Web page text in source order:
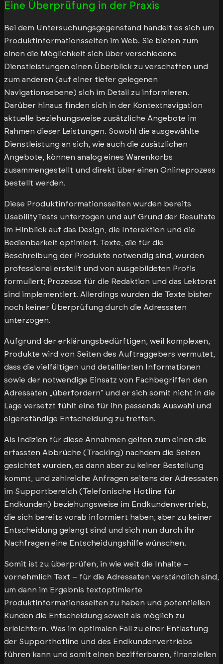
Eine Überprüfung in der Praxis
Bei dem Untersuchungsgegenstand handelt es sich um
Produktinformationsseiten im Web. Sie bieten zum
einen die Möglichkeit sich über verschiedene
Dienstleistungen einen Überblick zu verschaffen und
zum anderen (auf einer tiefer gelegenen
Navigationsebene) sich im Detail zu informieren.
Darüber hinaus finden sich in der Kontextnavigation
aktuelle beziehungsweise zusätzliche Angebote im
Rahmen dieser Leistungen. Sowohl die ausgewählte
Dienstleistung an sich, wie auch die zusätzlichen
Angebote, können analog eines Warenkorbs
zusammengestellt und direkt über einen Onlineprozess
bestellt werden.
Diese Produktinformationsseiten wurden bereits
UsabilityTests unterzogen und auf Grund der Resultate
im Hinblick auf das Design, die Interaktion und die
Bedienbarkeit optimiert. Texte, die für die
Beschreibung der Produkte notwendig sind, wurden
professional erstellt und von ausgebildeten Profis
formuliert; Prozesse für die Redaktion und das Lektorat
sind implementiert. Allerdings wurden die Texte bisher
noch keiner Überprüfung durch die Adressaten
unterzogen.
Aufgrund der erklärungsbedürftigen, weil komplexen,
Produkte wird von Seiten des Auftraggebers vermutet,
dass die vielfältigen und detaillierten Informationen
sowie der notwendige Einsatz von Fachbegriffen den
Adressaten „überfordern“ und er sich somit nicht in die
Lage versetzt fühlt eine für ihn passende Auswahl und
eigenständige Entscheidung zu treffen.
Als Indizien für diese Annahmen gelten zum einen die
erfassten Abbrüche (Tracking) nachdem die Seiten
gesichtet wurden, es dann aber zu keiner Bestellung
kommt, und zahlreiche Anfragen seitens der Adressaten
im Supportbereich (Telefonische Hotline für
Endkunden) beziehungsweise im Endkundenvertrieb,
die sich bereits vorab informiert haben, aber zu keiner
Entscheidung gelangt sind und sich nun durch ihr
Nachfragen eine Entscheidungshilfe wünschen.
Somit ist zu überprüfen, in wie weit die Inhalte –
vornehmlich Text – für die Adressaten verständlich sind,
um dann im Ergebnis textoptimierte
Produktinformationsseiten zu haben und potentiellen
Kunden die Entscheidung soweit als möglich zu
erleichtern. Was im optimalen Fall zu einer Entlastung
der Supporthotline und des Endkundenvertriebs
führen kann und somit einen bezifferbaren, finanziellen